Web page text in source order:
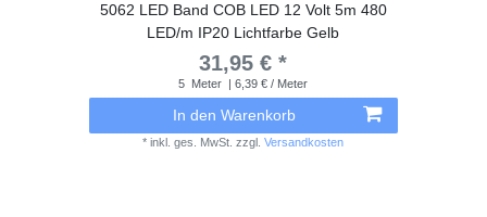
5062 LED Band COB LED 12 Volt 5m 480
LED/m IP20 Lichtfarbe Gelb
31,95 € *
5 Meter | 6,39 € / Meter
In den Warenkorb
*inkl. ges. MwSt. zzgl.Versandkosten